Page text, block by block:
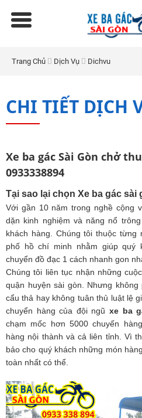
Trang Chủ Dịch Vụ Dichvu
CHI TIẾT DỊCH
Xe ba gác Sài Gòn chở
0933338894
Tại sao lại chọn Xe ba gác sài
Với gần 10 năm trong nghề cộng
dặn kinh nghiệm và năng nổ
khách hàng. Chúng tôi thuộc từng
phố hồ chí minh nhằm giúp quý
chuyển đồ đạc 1 cách nhanh gon
Chúng tôi liên tục nhận những
quận huyện sài gòn. Nhưng
cẩu thả hay không tuân thủ luật lệ
chuyển hàng của đội ngũxe ba
chạm mốc hơn 5000 chuyến
hàng nội thành và cả liên tỉnh. Vì
bảo cho quý khách những món
toàn nhất có thể.